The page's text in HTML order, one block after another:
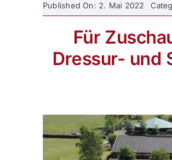
Published On: 2. Mai 2022
Für
Dressur- und